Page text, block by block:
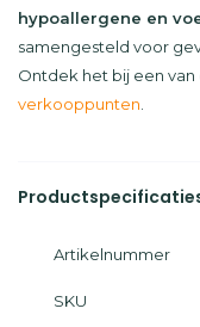
hypoallergene en
samengesteld voor
Ontdek het bij een van
verkooppunten
Artikelnummer
SKU